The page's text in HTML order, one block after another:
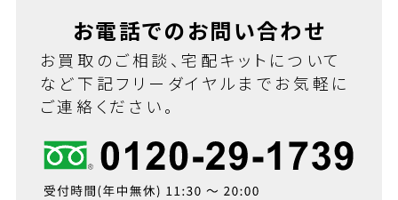
お電話でのお問い合わせ
お買取のご相談、宅配キットについて
など下記フリーダイヤルまでお気軽に
ご連絡ください。